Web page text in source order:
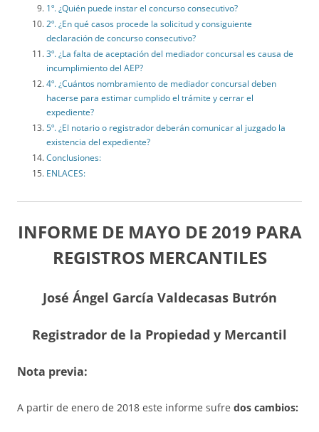
1º. ¿Quién puede instar el concurso consecutivo?
2º. ¿En qué casos procede la solicitud y consiguiente
declaración de concurso consecutivo?
3º. ¿La falta de aceptación del mediador concursal es causa de
incumplimiento del AEP?
4º. ¿Cuántos nombramiento de mediador concursal deben
hacerse para estimar cumplido el trámite y cerrar el
expediente?
5º. ¿El notario o registrador deberán comunicar al juzgado la
existencia del expediente?
Conclusiones:
ENLACES:
INFORME DE MAYO DE 2019 PARA
REGISTROS MERCANTILES
José Ángel García Valdecasas Butrón
Registrador de la Propiedad y Mercantil
Nota previa:
A partir de enero de 2018 este informe sufre dos cambios: